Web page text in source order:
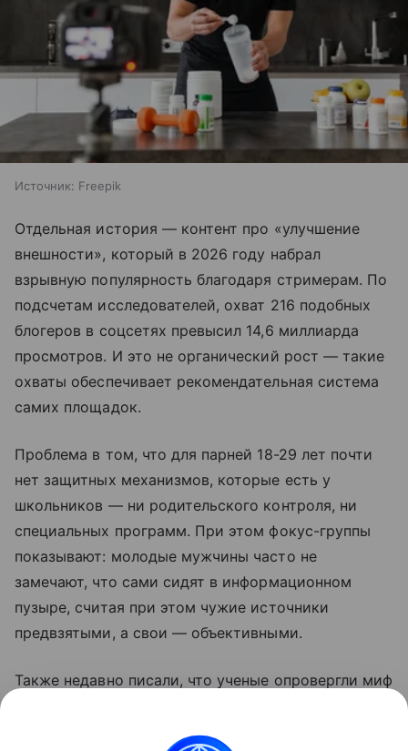
Источник: Freepik
Отдельная история — контент про «улучшение
внешности», который в 2026 году набрал
взрывную популярность благодаря стримерам. По
подсчетам исследователей, охват 216 подобных
блогеров в соцсетях превысил 14,6 миллиарда
просмотров. И это не органический рост — такие
охваты обеспечивает рекомендательная система
самих площадок.
Проблема в том, что для парней 18-29 лет почти
нет защитных механизмов, которые есть у
школьников — ни родительского контроля, ни
специальных программ. При этом фокус-группы
показывают: молодые мужчины часто не
замечают, что сами сидят в информационном
пузыре, считая при этом чужие источники
предвзятыми, а свои — объективными.
Также недавно писали, что ученые опровергли миф